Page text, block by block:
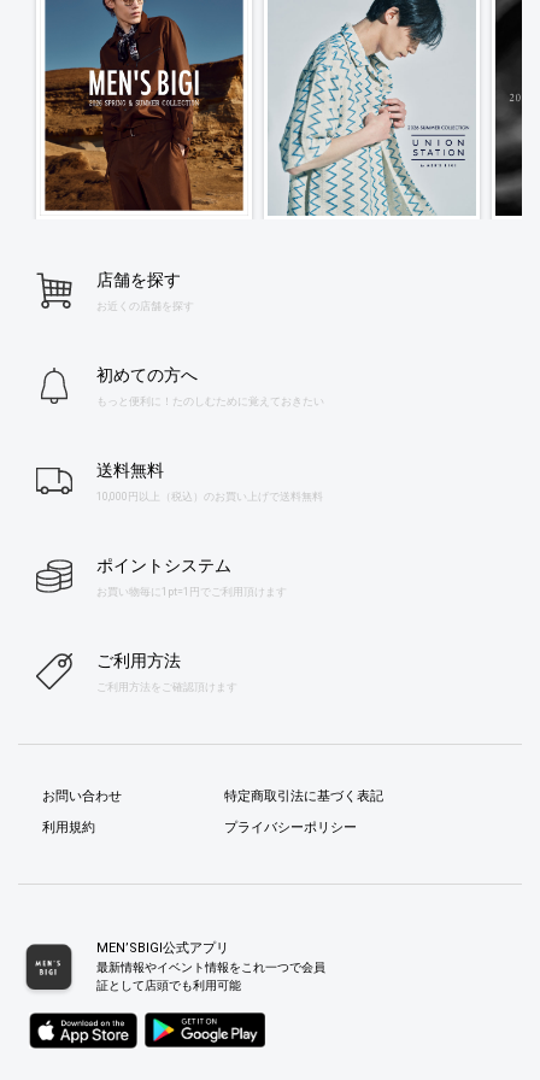
店舗を探す
お近くの店舗を探す
初めての方へ
もっと便利に！たのしむために覚えておきたい
送料無料
10,000円以上（税込）のお買い上げで送料無料
ポイントシステム
お買い物毎に1pt=1円でご利用頂けます
ご利用方法
ご利用方法をご確認頂けます
お問い合わせ
利用規約
特定商取引法に基づく表記
プライバシーポリシー
MEN’SBIGI公式アプリ
最新情報やイベント情報をこれ一つで会員
証として店頭でも利用可能